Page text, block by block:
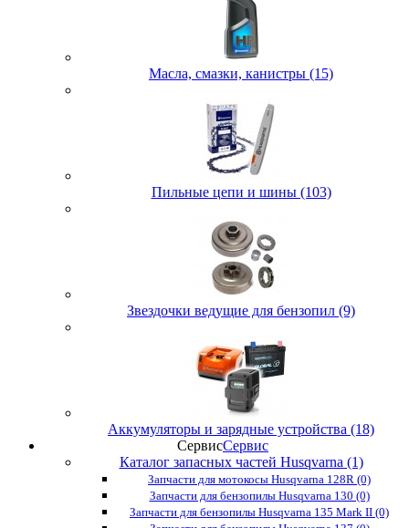
Масла, смазки, канистры (15)
Пильные цепи и шины (103)
Звездочки ведущие для бензопил (9)
Аккумуляторы и зарядные устройства (18)
СервисСервис
Каталог запасных частей Husqvarna (1)
Запчасти для мотокосы Husqvarna 128R (0)
Запчасти для бензопилы Husqvarna 130 (0)
Запчасти для бензопилы Husqvarna 135 Mark II (0)